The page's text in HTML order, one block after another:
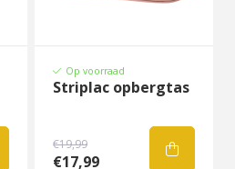
Op voorraad
Striplac opbergtas
€19,99
€17,99